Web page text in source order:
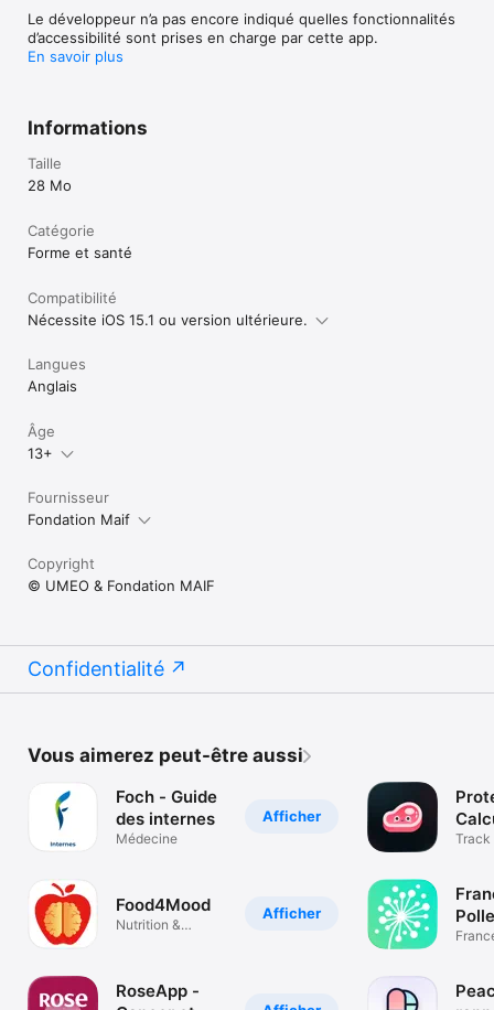
Le développeur n’a pas encore indiqué quelles fonctionnalités
d’accessibilité sont prises en charge par cette app.
En savoir plus
Informations
Taille
28 Mo
Catégorie
Forme et santé
Compatibilité
Nécessite iOS 15.1 ou version ultérieure.
Langues
Anglais
Âge
13+
Fournisseur
Fondation Maif
Copyright
© UMEO & Fondation MAIF
Confidentialité
Vous aimerez peut-être aussi
Afficher
Foch - Guide
des internes
Médecine
Afficher
Food4Mood
Nutrition &
RoseApp -
Track